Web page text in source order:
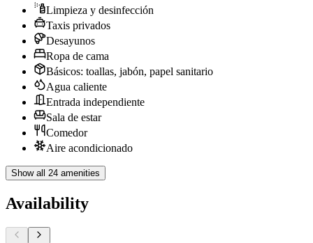
Limpieza y desinfección
Taxis privados
Desayunos
Ropa de cama
Básicos: toallas, jabón, papel sanitario
Agua caliente
Entrada independiente
Sala de estar
Comedor
Aire acondicionado
Show all 24 amenities
Availability